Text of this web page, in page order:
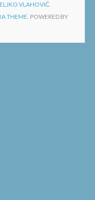
VLAHOVIĆ.
THEME. POWERED BY